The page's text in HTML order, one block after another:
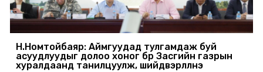
Н.Номтойбаяр: Аймгуудад тулгамдаж буй
асуудлуудыг долоо хоног бүр Засгийн газрын
хуралдаанд танилцуулж, шийдвэрлүүлнэ